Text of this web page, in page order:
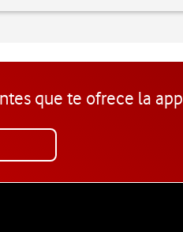
que te ofrece la app